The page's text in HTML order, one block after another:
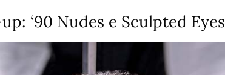
‘90 Nudes e Sculpted Eyes